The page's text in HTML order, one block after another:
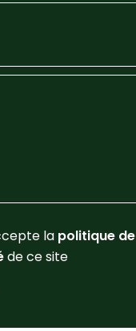
la politique de
de ce site